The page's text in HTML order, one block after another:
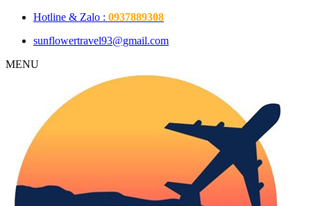
Hotline & Zalo : 0937889308
sunflowertravel93@gmail.com
MENU